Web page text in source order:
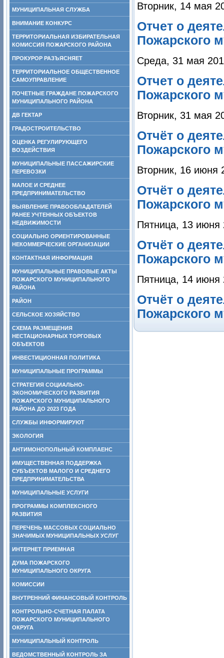
МУНИЦИПАЛЬНАЯ СЛУЖБА
ВНИМАНИЕ КОНКУРС
ТЕРРИТОРИАЛЬНАЯ ИЗБИРАТЕЛЬНАЯ
КОМИССИЯ ПОЖАРСКОГО РАЙОНА
ПРОКУРОР РАЗЪЯСНЯЕТ
ТЕРРИТОРИАЛЬНОЕ ОБЩЕСТВЕННОЕ
САМОУПРАВЛЕНИЕ
ПОЧЕТНЫЕ ГРАЖДАНЕ ПОЖАРСКОГО
МУНИЦИПАЛЬНОГО РАЙОНА
ДВ ГЕКТАР
ГРАДОСТРОИТЕЛЬСТВО
ОЦЕНКА РЕГУЛИРУЮЩЕГО
ВОЗДЕЙСТВИЯ
МУНИЦИПАЛЬНЫЕ ПАССАЖИРСКИЕ
ПЕРЕВОЗКИ
МАЛОЕ И СРЕДНЕЕ
ПРЕДПРИНИМАТЕЛЬСТВО
ВЫЯВЛЕНИЕ ПРАВООБЛАДАТЕЛЕЙ
РАНЕЕ УЧТЕННЫХ ОБЪЕКТОВ
НЕДВИЖИМОСТИ
СОЦИАЛЬНО ОРИЕНТИРОВАННЫЕ
НЕКОММЕРЧЕСКИЕ ОРГАНИЗАЦИИ
КОНТАКТНАЯ ИНФОРМАЦИЯ
МУНИЦИПАЛЬНЫЕ ПРАВОВЫЕ АКТЫ
ПОЖАРСКОГО МУНИЦИПАЛЬНОГО
РАЙОНА
РАЙОН
СЕЛЬСКОЕ ХОЗЯЙСТВО
СХЕМА РАЗМЕЩЕНИЯ
НЕСТАЦИОНАРНЫХ ТОРГОВЫХ
ОБЪЕКТОВ
ИНВЕСТИЦИОННАЯ ПОЛИТИКА
МУНИЦИПАЛЬНЫЕ ПРОГРАММЫ
СТРАТЕГИЯ СОЦИАЛЬНО-
ЭКОНОМИЧЕСКОГО РАЗВИТИЯ
ПОЖАРСКОГО МУНИЦИПАЛЬНОГО
РАЙОНА ДО 2023 ГОДА
СЛУЖБЫ ИНФОРМИРУЮТ
ЭКОЛОГИЯ
АНТИМОНОПОЛЬНЫЙ КОМПЛАЕНС
ИМУЩЕСТВЕННАЯ ПОДДЕРЖКА
СУБЪЕКТОВ МАЛОГО И СРЕДНЕГО
ПРЕДПРИНИМАТЕЛЬСТВА
МУНИЦИПАЛЬНЫЕ УСЛУГИ
ПРОГРАММЫ КОМПЛЕКСНОГО
РАЗВИТИЯ
ПЕРЕЧЕНЬ МАССОВЫХ СОЦИАЛЬНО
ЗНАЧИМЫХ МУНИЦИПАЛЬНЫХ УСЛУГ
ИНТЕРНЕТ ПРИЕМНАЯ
ДУМА ПОЖАРСКОГО
МУНИЦИПАЛЬНОГО ОКРУГА
КОМИССИИ
ВНУТРЕННИЙ ФИНАНСОВЫЙ КОНТРОЛЬ
КОНТРОЛЬНО-СЧЕТНАЯ ПАЛАТА
ПОЖАРСКОГО МУНИЦИПАЛЬНОГО
ОКРУГА
МУНИЦИПАЛЬНЫЙ КОНТРОЛЬ
ВЕДОМСТВЕННЫЙ КОНТРОЛЬ ЗА
Вторник, 14 мая
Отчет о
Пожарского
Среда, 31 мая
Отчет о
Пожарского
Вторник, 31 мая
Отчёт о
Пожарского
Вторник, 16 июня
Отчёт о
Пожарского
Пятница, 13 июня
Отчёт о
Пожарского
Пятница, 14 июня
Отчёт о
Пожарского